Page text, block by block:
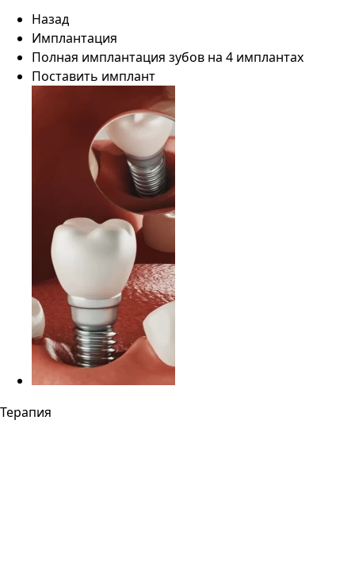
Назад
Имплантация
Полная имплантация зубов на 4 имплантах
Поставить имплант
Терапия